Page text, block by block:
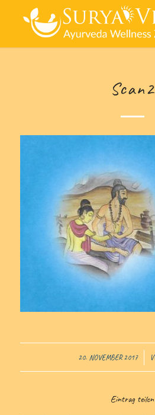
Scan2
20. NOVEMBER 2017
/
Eintrag teilen